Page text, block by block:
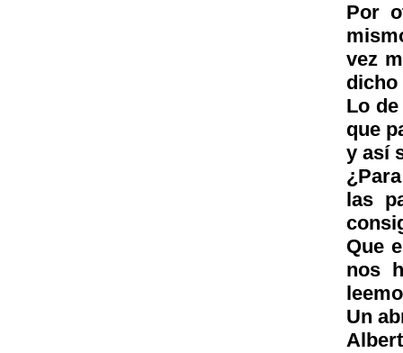
Por
vez
Lo
que
y así
las
Que
nos
Un